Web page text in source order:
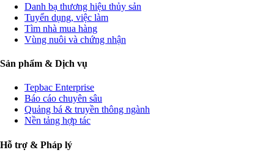
Danh bạ thương hiệu thủy sản
Tuyển dụng, việc làm
Tìm nhà mua hàng
Vùng nuôi và chứng nhận
Sản phẩm & Dịch vụ
Tepbac Enterprise
Báo cáo chuyên sâu
Quảng bá & truyền thông ngành
Nền tảng hợp tác
Hỗ trợ & Pháp lý